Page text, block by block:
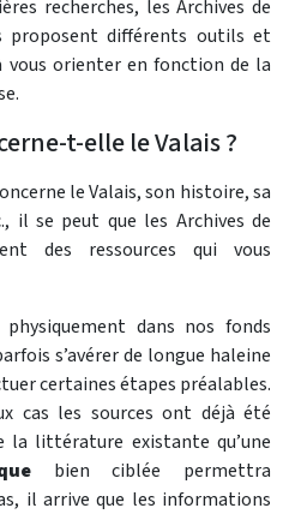
recherches, les Archives de
proposent différents outils et
vous orienter en fonction de la
t-elle le Valais ?
le Valais, son histoire, sa
il se peut que les Archives de
des ressources qui vous
dans nos fonds
s’avérer de longue haleine
certaines étapes préalables.
cas les sources ont déjà été
la littérature existante qu’une
bien ciblée permettra
il arrive que les informations